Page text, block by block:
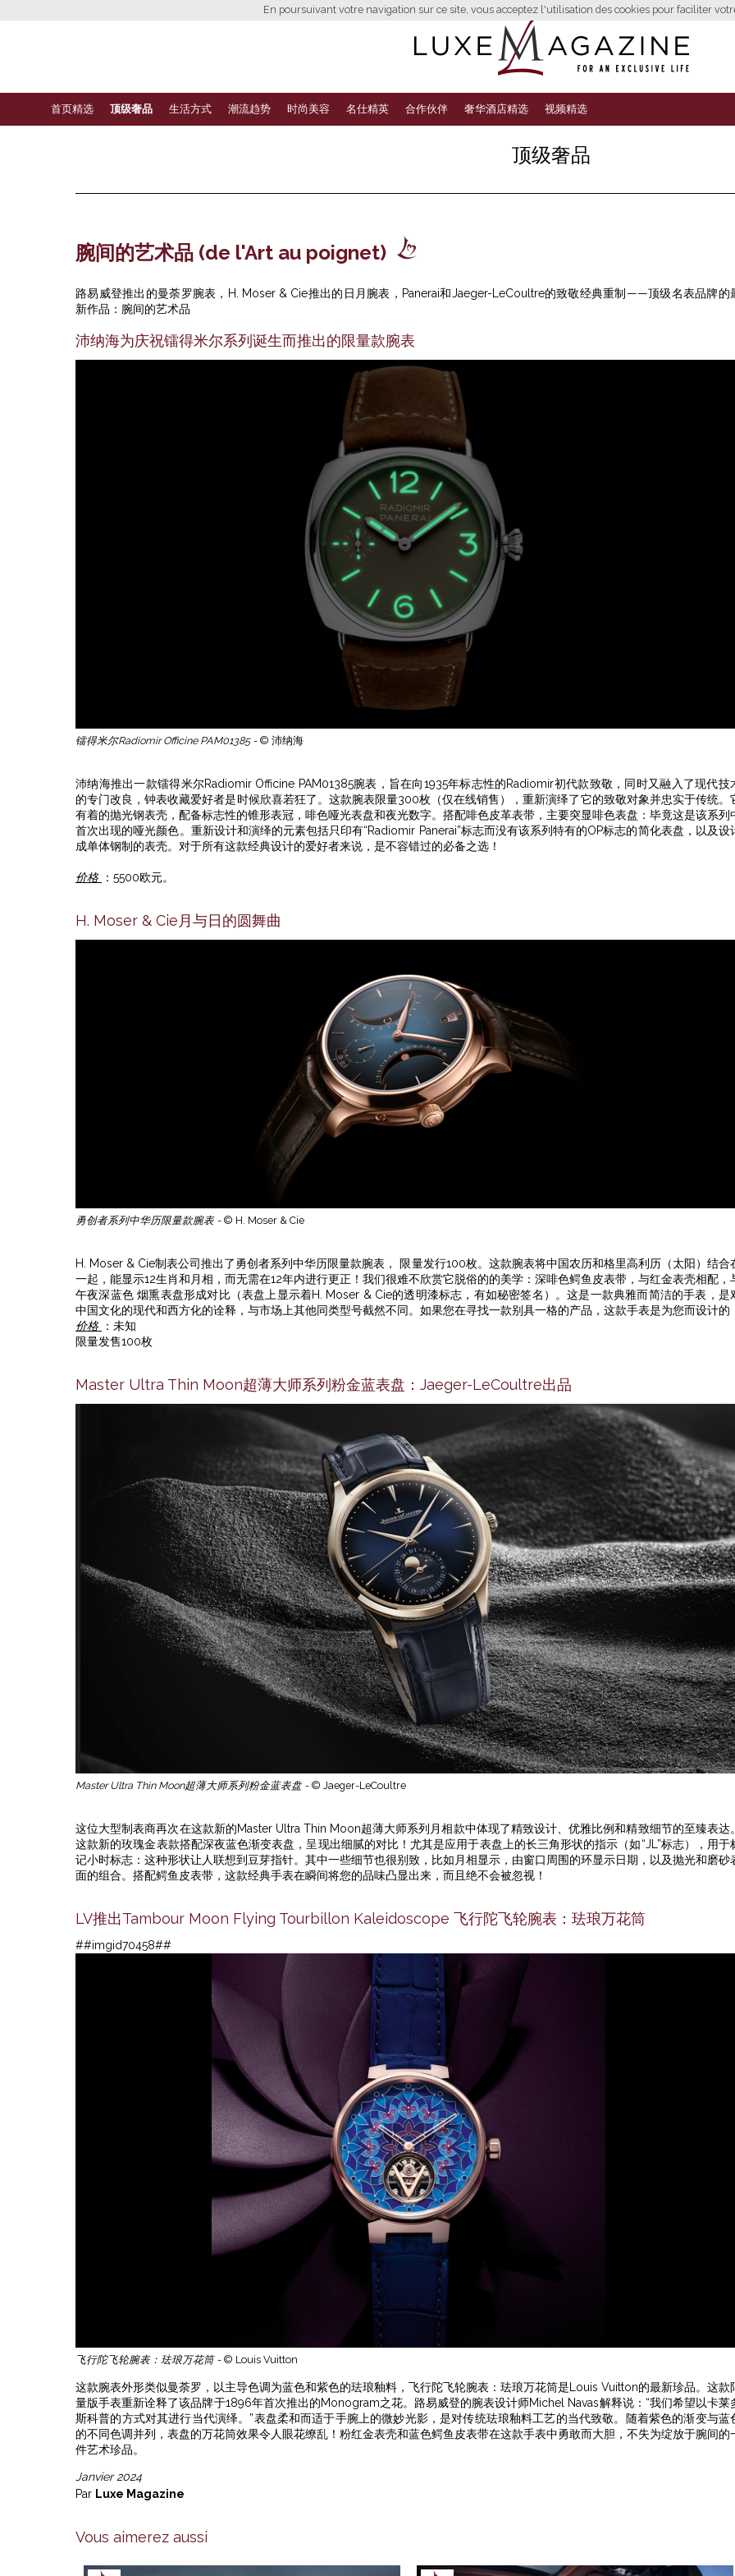
En poursuivant votre navigation sur ce site, vous acceptez l'utilisation des cookies pour faciliter
首页精选 顶级奢品 生活方式 潮流趋势 时尚美容 名仕精英 合作伙伴 奢华酒店精选 视频精选
顶级奢品
腕间的艺术品 (de l'Art au poignet)
路易威登推出的曼荼罗腕表，H. Moser & Cie推出的日月腕表，Panerai和Jaeger-LeCoultre的致敬经典重制——顶级名表品牌的
新作品：腕间的艺术品
沛纳海为庆祝镭得米尔系列诞生而推出的限量款腕表
镭得米尔Radiomir Officine PAM01385 - © 沛纳海
沛纳海推出一款镭得米尔Radiomir Officine PAM01385腕表，旨在向1935年标志性的Radiomir初代款致敬，同时又融入了现代技
的专门改良，钟表收藏爱好者是时候欣喜若狂了。这款腕表限量300枚（仅在线销售），重新演绎了它的致敬对象并忠实于传统。
有着的抛光钢表壳，配备标志性的锥形表冠，啡色哑光表盘和夜光数字。搭配啡色皮革表带，主要突显啡色表盘：毕竟这是该系列
首次出现的哑光颜色。重新设计和演绎的元素包括只印有“Radiomir Panerai”标志而没有该系列特有的OP标志的简化表盘，以及设
成单体钢制的表壳。对于所有这款经典设计的爱好者来说，是不容错过的必备之选！
价格 ：5500欧元。
H. Moser & Cie月与日的圆舞曲
勇创者系列中华历限量款腕表 - © H. Moser & Cie
H. Moser & Cie制表公司推出了勇创者系列中华历限量款腕表， 限量发行100枚。这款腕表将中国农历和格里高利历（太阳）结合
一起，能显示12生肖和月相，而无需在12年内进行更正！我们很难不欣赏它脱俗的的美学：深啡色鳄鱼皮表带，与红金表壳相配，
午夜深蓝色 烟熏表盘形成对比（表盘上显示着H. Moser & Cie的透明漆标志，有如秘密签名）。这是一款典雅而简洁的手表，是
中国文化的现代和西方化的诠释，与市场上其他同类型号截然不同。如果您在寻找一款别具一格的产品，这款手表是为您而设计的
价格
：未知
限量发售100枚
Master Ultra Thin Moon超薄大师系列粉金蓝表盘：Jaeger-LeCoultre出品
Master Ultra Thin Moon超薄大师系列粉金蓝表盘 - © Jaeger-LeCoultre
这位大型制表商再次在这款新的Master Ultra Thin Moon超薄大师系列月相款中体现了精致设计、优雅比例和精致细节的至臻表达
这款新的玫瑰金表款搭配深夜蓝色渐变表盘，呈现出细腻的对比！尤其是应用于表盘上的长三角形状的指示（如“JL”标志），用于
记小时标志：这种形状让人联想到豆芽指针。其中一些细节也很别致，比如月相显示，由窗口周围的环显示日期，以及抛光和磨砂
面的组合。搭配鳄鱼皮表带，这款经典手表在瞬间将您的品味凸显出来，而且绝不会被忽视！
LV推出Tambour Moon Flying Tourbillon Kaleidoscope 飞行陀飞轮腕表：珐琅万花筒
##imgid70458##
飞行陀飞轮腕表：珐琅万花筒 - © Louis Vuitton
这款腕表外形类似曼荼罗，以主导色调为蓝色和紫色的珐琅釉料，飞行陀飞轮腕表：珐琅万花筒是Louis Vuitton的最新珍品。这款
量版手表重新诠释了该品牌于1896年首次推出的Monogram之花。路易威登的腕表设计师Michel Navas解释说：“我们希望以卡莱
斯科普的方式对其进行当代演绎。”表盘柔和而适于手腕上的微妙光影，是对传统珐琅釉料工艺的当代致敬。随着紫色的渐变与蓝
的不同色调并列，表盘的万花筒效果令人眼花缭乱！粉红金表壳和蓝色鳄鱼皮表带在这款手表中勇敢而大胆，不失为绽放于腕间的
件艺术珍品。
Janvier 2024
Par Luxe Magazine
Vous aimerez aussi